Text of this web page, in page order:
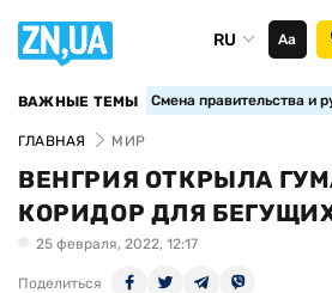
RU Аа
ВАЖНЫЕ ТЕМЫ Смена правительства и
ГЛАВНАЯ МИР
ВЕНГРИЯ ОТКРЫЛА
КОРИДОР ДЛЯ
25 февраля, 2022, 12:17
Поделиться